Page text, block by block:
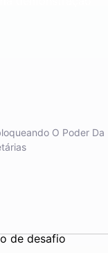
O Poder Da
de desafio